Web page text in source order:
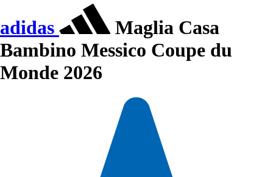
adidas
Maglia Casa
Bambino Messico Coupe du
Monde 2026